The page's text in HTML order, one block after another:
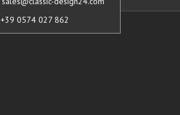
+39 0574 027 862